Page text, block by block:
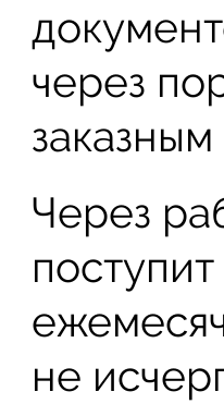
через
Через
не